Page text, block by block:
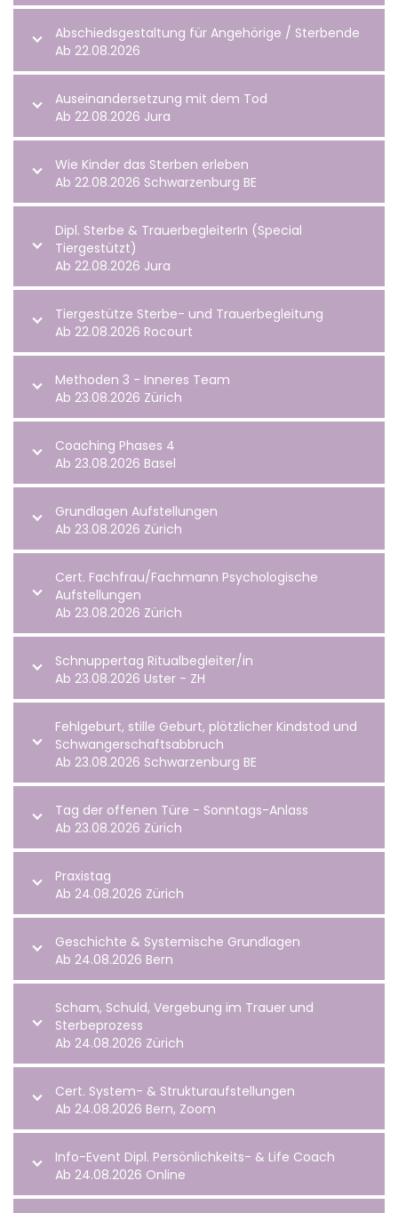
Abschiedsgestaltung für Angehörige / Sterbende
Ab 22.08.2026
Auseinandersetzung mit dem Tod
Ab 22.08.2026 Jura
Wie Kinder das Sterben erleben
Ab 22.08.2026 Schwarzenburg BE
Dipl. Sterbe & TrauerbegleiterIn (Special
Tiergestützt)
Ab 22.08.2026 Jura
Tiergestütze Sterbe- und Trauerbegleitung
Ab 22.08.2026 Rocourt
Methoden 3 - Inneres Team
Ab 23.08.2026 Zürich
Coaching Phases 4
Ab 23.08.2026 Basel
Grundlagen Aufstellungen
Ab 23.08.2026 Zürich
Cert. Fachfrau/Fachmann Psychologische
Aufstellungen
Ab 23.08.2026 Zürich
Schnuppertag Ritualbegleiter/in
Ab 23.08.2026 Uster - ZH
Fehlgeburt, stille Geburt, plötzlicher Kindstod und
Schwangerschaftsabbruch
Ab 23.08.2026 Schwarzenburg BE
Tag der offenen Türe - Sonntags-Anlass
Ab 23.08.2026 Zürich
Praxistag
Ab 24.08.2026 Zürich
Geschichte & Systemische Grundlagen
Ab 24.08.2026 Bern
Scham, Schuld, Vergebung im Trauer und
Sterbeprozess
Ab 24.08.2026 Zürich
Cert. System- & Strukturaufstellungen
Ab 24.08.2026 Bern, Zoom
Info-Event Dipl. Persönlichkeits- & Life Coach
Ab 24.08.2026 Online